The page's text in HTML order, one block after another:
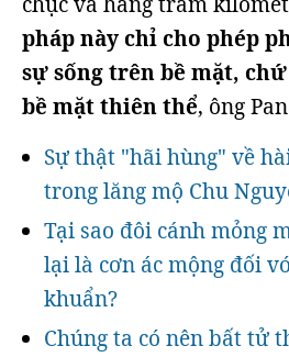
pháp này chỉ cho phép
sự sống trên bề mặt,
bề mặt thiên thể, ông
Sự thật "hãi hùng" về
trong lăng mộ Chu
Tại sao đôi cánh mỏng
lại là cơn ác mộng đối
khuẩn?
Chúng ta có nên bất tử